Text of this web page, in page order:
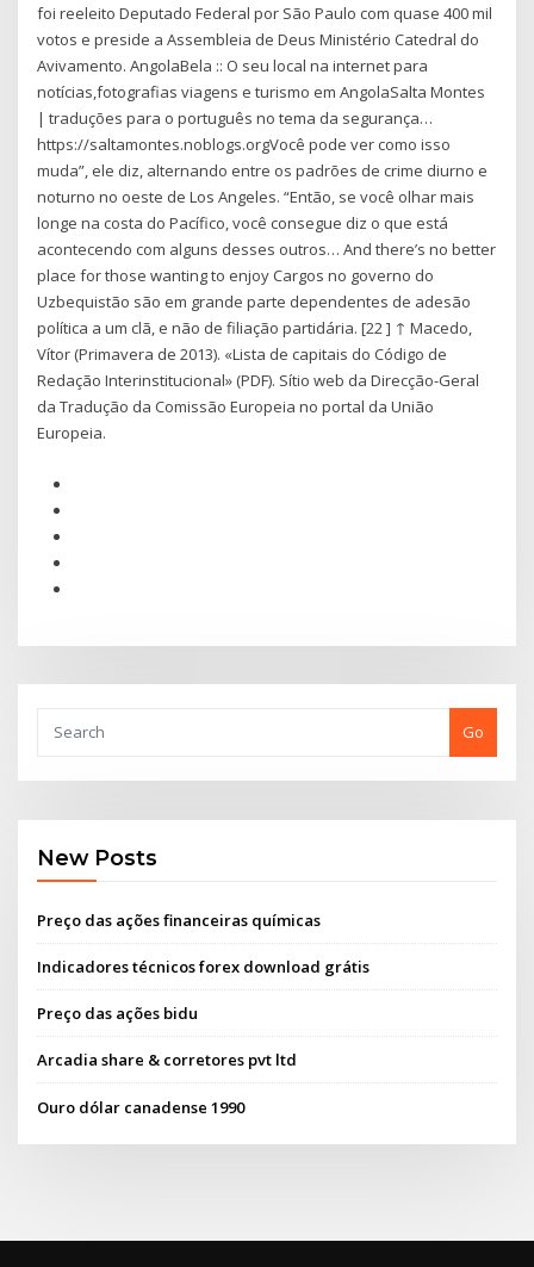
foi reeleito Deputado Federal por São Paulo com quase 400 mil
votos e preside a Assembleia de Deus Ministério Catedral do
Avivamento. AngolaBela :: O seu local na internet para
notícias,fotografias viagens e turismo em AngolaSalta Montes
| traduções para o português no tema da segurança…
https://saltamontes.noblogs.orgVocê pode ver como isso
muda”, ele diz, alternando entre os padrões de crime diurno e
noturno no oeste de Los Angeles. “Então, se você olhar mais
longe na costa do Pacífico, você consegue diz o que está
acontecendo com alguns desses outros… And there’s no better
place for those wanting to enjoy Cargos no governo do
Uzbequistão são em grande parte dependentes de adesão
política a um clã, e não de filiação partidária. [22 ] ↑ Macedo,
Vítor (Primavera de 2013). «Lista de capitais do Código de
Redação Interinstitucional» (PDF). Sítio web da Direcção-Geral
da Tradução da Comissão Europeia no portal da União
Europeia.
Go
New Posts
Preço das ações financeiras químicas
Indicadores técnicos forex download grátis
Preço das ações bidu
Arcadia share & corretores pvt ltd
Ouro dólar canadense 1990